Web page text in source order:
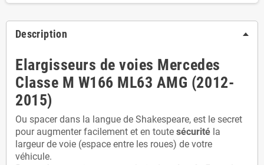
Description
Elargisseurs de voies Mercedes
Classe M W166 ML63 AMG (2012-
2015)
Ou spacer dans la langue de Shakespeare, est le secret
pour augmenter facilement et en toute sécurité la
largeur de voie (espace entre les roues) de votre
véhicule.